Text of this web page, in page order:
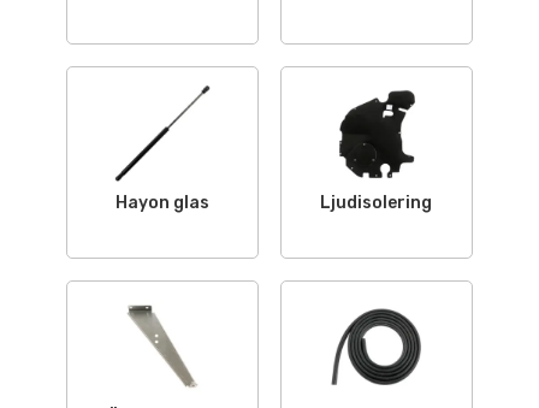
Hayon glas Ljudisolering